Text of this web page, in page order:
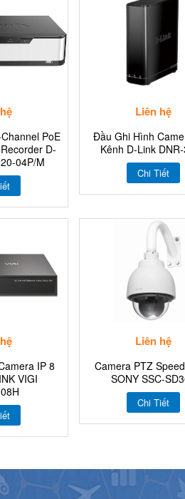
PoE
D-
04P/M
Liên hệ
Đầu Ghi Hình
Kênh D-Link
Chi Tiết
IP 8
VIGI
Liên hệ
Camera PTZ
SONY SSC-
Chi Tiết